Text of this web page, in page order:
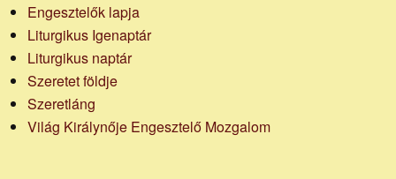
Engesztelők lapja
Liturgikus Igenaptár
Liturgikus naptár
Szeretet földje
Szeretláng
Világ Királynője Engesztelő Mozgalom